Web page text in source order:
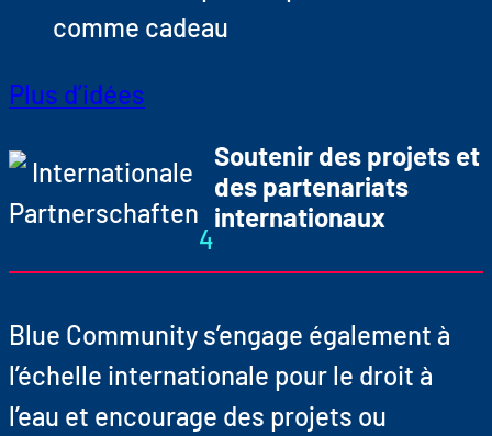
comme cadeau
Plus d’idées
4
Soutenir des projets et
des partenariats
internationaux
Blue Community s’engage également à
l’échelle internationale pour le droit à
l’eau et encourage des projets ou